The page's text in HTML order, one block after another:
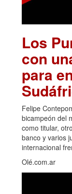
Los
con
para
Felipe
bicampeón del
como titular,
banco y varios
internacional
Olé.com.ar